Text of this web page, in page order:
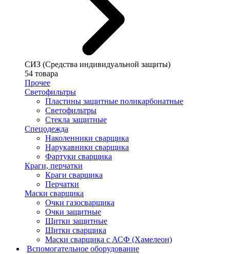
СИЗ (Средства индивидуальной защиты)
54 товара
Прочее
Светофильтры
Пластины защитные поликарбонатные
Светофильтры
Стекла защитные
Спецодежда
Наколенники сварщика
Нарукавники сварщика
Фартуки сварщика
Краги, перчатки
Краги сварщика
Перчатки
Маски сварщика
Очки газосварщика
Очки защитные
Щитки защитные
Щитки сварщика
Маски сварщика с АСФ (Хамелеон)
Вспомогательное оборудование